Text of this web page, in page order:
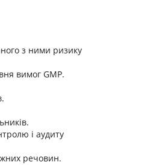
з ними ризику
вимог GMP.
і аудиту
речовин.